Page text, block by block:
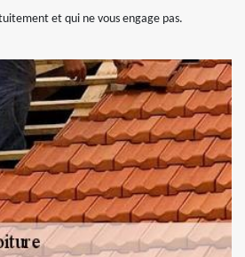
et qui ne vous engage pas.